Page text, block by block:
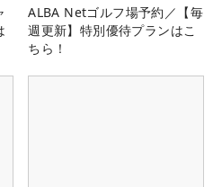
ALBA Netゴルフ場予約／【毎
週更新】特別優待プランはこ
ちら！